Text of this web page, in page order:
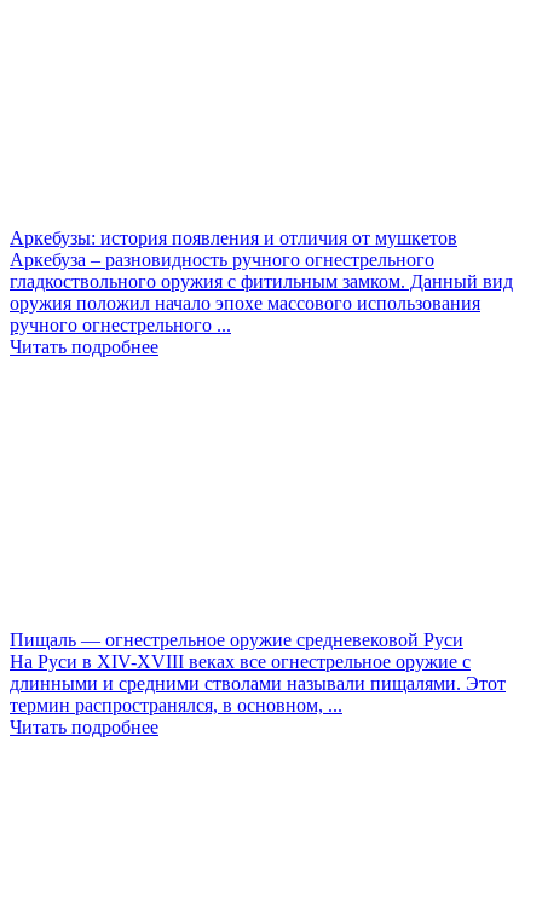
Аркебузы: история появления и отличия от мушкетов
Аркебуза – разновидность ручного огнестрельного
гладкоствольного оружия с фитильным замком. Данный вид
оружия положил начало эпохе массового использования
ручного огнестрельного ...
Читать подробнее
Пищаль — огнестрельное оружие средневековой Руси
На Руси в XIV-XVIII веках все огнестрельное оружие с
длинными и средними стволами называли пищалями. Этот
термин распространялся, в основном, ...
Читать подробнее